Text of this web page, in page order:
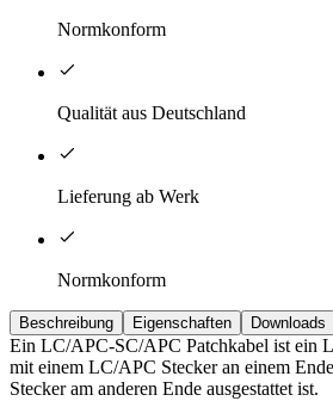
Normkonform
Qualität aus Deutschland
Lieferung ab Werk
Normkonform
Beschreibung Eigenschaften Downloads
Ein LC/APC-SC/APC Patchkabel ist ein
mit einem LC/APC Stecker an einem
Stecker am anderen Ende ausgestattet ist.